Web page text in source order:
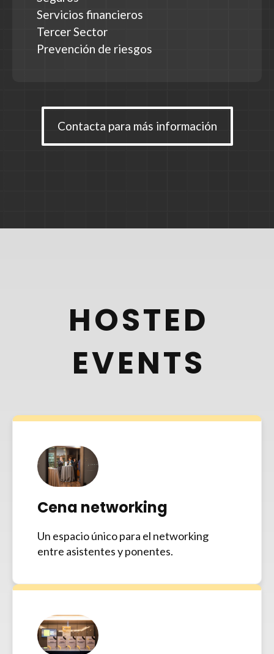
Servicios financieros
Tercer Sector
Prevención de riesgos
Contacta para más información
HOSTED
EVENTS
Cena networking
Un espacio único para el networking
entre asistentes y ponentes.